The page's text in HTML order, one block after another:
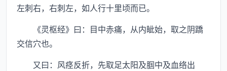
左刺右，右刺左，如人行十里顷而已。
《灵枢经》曰：目中赤痛，从内眦始，取之阴蹻
交信穴也。
又曰：风痉反折，先取足太阳及腘中及血络出